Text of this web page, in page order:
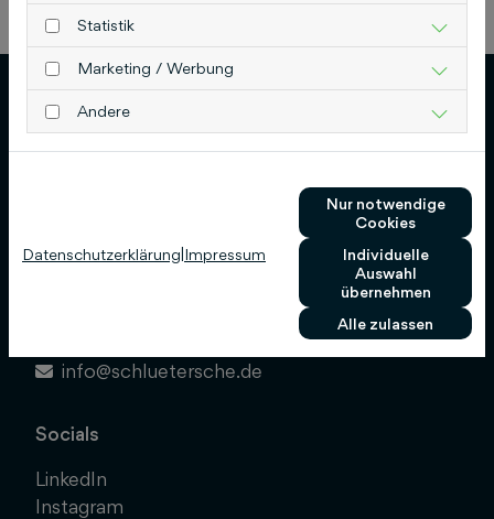
Previous
Next
Schlütersche Verlagsgesellschaft mbH & Co.
Hans-Böckler-Allee 7
info@schluetersche.de
Socials
LinkedIn
Instagram
Statistik
Marketing / Werbung
Andere
Datenschutzerklärung Impressum
Nur notwendige
Cookies
Individuelle
Auswahl
übernehmen
Alle zulassen